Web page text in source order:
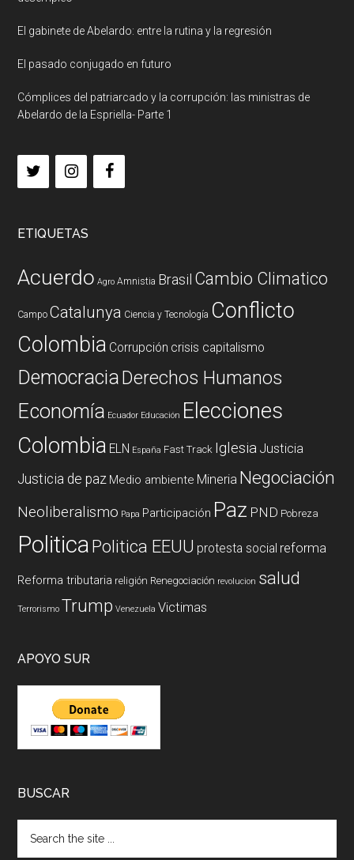
El gabinete de Abelardo: entre la rutina y la regresión
El pasado conjugado en futuro
Cómplices del patriarcado y la corrupción: las ministras de
Abelardo de la Espriella- Parte 1
ETIQUETAS
Acuerdo Agro Amnistia Brasil Cambio Climatico
Campo Catalunya Ciencia y Tecnología Conflicto
Colombia Corrupción crisis capitalismo
DemocraciaDerechos Humanos
Economía Ecuador Educación Elecciones
Colombia ELN España Fast Track Iglesia Justicia
Justicia de paz Medio ambiente Mineria Negociación
Neoliberalismo Papa Participación Paz PND Pobreza
PoliticaPolitica EEUU protesta social reforma
Reforma tributaria religión Renegociación revolucion salud
Terrorismo Trump Venezuela Victimas
APOYO SUR
BUSCAR